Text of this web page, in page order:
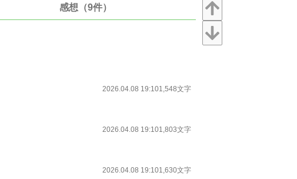
感想（9件）
2026.04.08 19:101,548文字
2026.04.08 19:101,803文字
2026.04.08 19:101,630文字